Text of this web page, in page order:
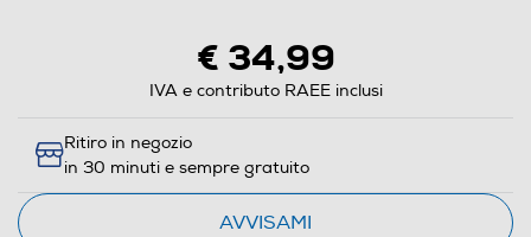
€ 34,99
IVA e contributo RAEE inclusi
Ritiro in negozio
in 30 minuti e sempre gratuito
AVVISAMI